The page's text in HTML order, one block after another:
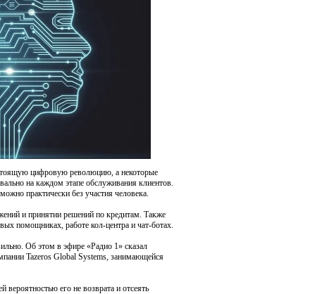
цифровую революцию, а некоторые
на каждом этапе обслуживания клиентов.
практически без участия человека.
и принятии решений по кредитам. Также
помощниках, работе кол-центра и чат-ботах.
Об этом в эфире «Радио 1» сказал
Tazeros Global Systems, занимающейся
его не возврата и отсеять